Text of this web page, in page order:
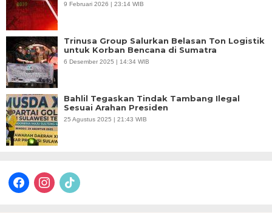
9 Februari 2026 | 23:14 WIB
Trinusa Group Salurkan Belasan Ton Logistik
untuk Korban Bencana di Sumatra
6 Desember 2025 | 14:34 WIB
Bahlil Tegaskan Tindak Tambang Ilegal
Sesuai Arahan Presiden
25 Agustus 2025 | 21:43 WIB
facebookinstagram
tiktok